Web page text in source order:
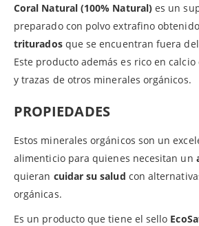
Coral Natural (100% Natural)es un
preparado con polvo extrafino
trituradosque se encuentran fuera del
Este producto además es rico en
y trazas de otros minerales orgánicos.
PROPIEDADES
Estos minerales orgánicos son un
alimenticio para quienes necesitan un
quieran cuidar su salud con
orgánicas.
Es un producto que tiene el sello